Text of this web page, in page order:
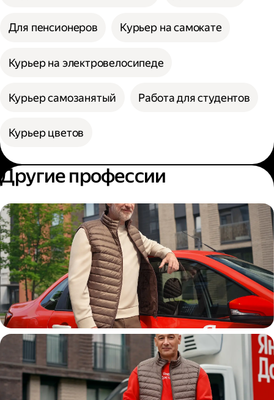
Для пенсионеров Курьер на самокате
Курьер на электровелосипеде
Курьер самозанятый Работа для студентов
Курьер цветов
Другие профессии
Автокурьер